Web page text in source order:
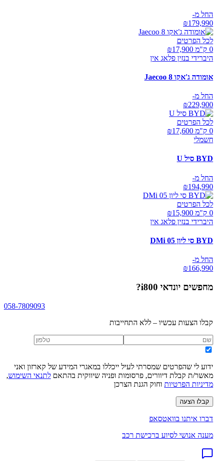
החל מ-
₪179,990
לכל הפרטים
0 ק"מ ₪
17,900
היברידי בנזין פלאג אין
אומודה ג'אקו Jaecoo 8
החל מ-
₪229,900
לכל הפרטים
0 ק"מ ₪
17,600
חשמלי
BYD סיל U
החל מ-
₪194,990
לכל הפרטים
0 ק"מ ₪
15,900
היברידי בנזין פלאג אין
BYD סי ליון 05 DMi
החל מ-
₪166,990
מחפשים יונדאי i800 ?
058-7809093
קבלו הצעות עכשיו – ללא התחייבות
ידוע לי שהפרטים שמסרתי לעיל ייכללו במאגרי המידע של קארזון ואני
מאשר/ת קבלת דיוורים, פרסומות ופניה שיווקית בהתאם לתנאי השימוש,
מדיניות הפרטיות וחוק הגנת הצרכן
קבלו הצעה
דברו איתנו בוואטסאפ
מענה אנושי לסיוע ברכישת רכב